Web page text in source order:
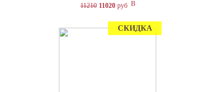
11210 11020руб
СКИДКА